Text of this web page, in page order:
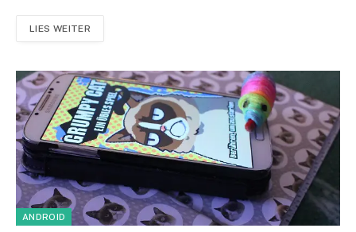
LIES WEITER
ANDROID